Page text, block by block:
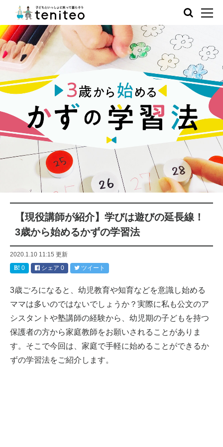
【現役講師が紹介】学びは遊びの延長線！
3歳から始めるかずの学習法
2020.1.10 11:15 更新
0
シェア 0 ツイート
3歳ごろになると、幼児教育や知育などを意識し始める
ママは多いのではないでしょうか？実際に私も公文のア
シスタントや塾講師の経験から、幼児期の子どもを持つ
保護者の方から家庭教師をお願いされることがありま
す。そこで今回は、家庭で手軽に始めることができるか
ずの学習法をご紹介します。